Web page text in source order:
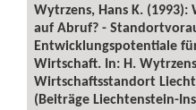
Wytrzens, Hans K.
auf Abruf? -
Entwicklungspotentiale
Wirtschaft. In: H.
Wirtschaftsstandort
(Beiträge Liechtenstein-